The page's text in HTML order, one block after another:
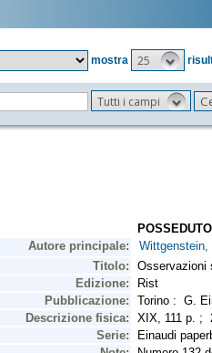
mostra
25
Tutti i campi